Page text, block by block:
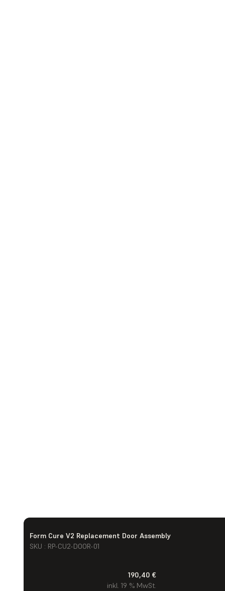
Form Cure V2 Replacement Door Assembly
SKU : RP-CU2-DOOR-01
190,40 €
inkl. 19 % MwSt.